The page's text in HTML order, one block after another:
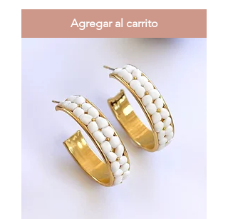
Agregar al carrito